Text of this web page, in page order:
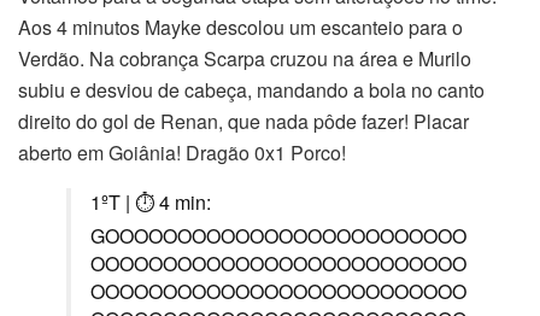
Aos 4 minutos Mayke descolou um escanteio para o
Verdão. Na cobrança Scarpa cruzou na área e Murilo
subiu e desviou de cabeça, mandando a bola no canto
direito do gol de Renan, que nada pôde fazer! Placar
aberto em Goiânia! Dragão 0x1 Porco!
1ºT | ⏱ 4 min:
GOOOOOOOOOOOOOOOOOOOOOOOOO
OOOOOOOOOOOOOOOOOOOOOOOOOO
OOOOOOOOOOOOOOOOOOOOOOOOOO